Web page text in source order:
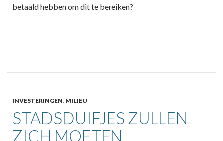
betaald hebben om dit te bereiken?
INVESTERINGEN, MILIEU
STADSDUIFJES ZULLEN
ZICH MOETEN